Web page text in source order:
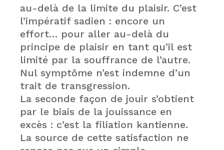
au-delà de la limite du plaisir. C’est
l’impératif sadien : encore un
effort… pour aller au-delà du
principe de plaisir en tant qu’il est
limité par la souffrance de l’autre.
Nul symptôme n’est indemne d’un
trait de transgression.
La seconde façon de jouir s’obtient
par le biais de la jouissance en
excès : c’est la filiation kantienne.
La source de cette satisfaction ne